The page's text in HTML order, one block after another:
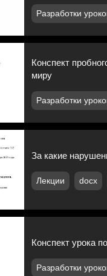
Разработки
Конспект
миру
Разработки
За какие
Лекции docx
Конспект урока
Разработки